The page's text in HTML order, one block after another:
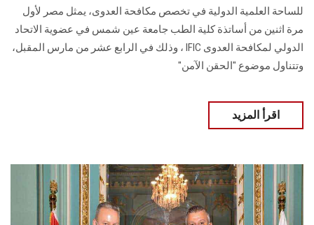
للساحة العلمية الدولية في تخصص مكافحة العدوى، يمثل مصر لأول
مرة اثنين من أساتذة كلية الطب جامعة عين شمس في عضوية الاتحاد
الدولي لمكافحة العدوى IFIC ، وذلك في الرابع عشر من مارس المقبل،
وتتناول موضوع "الحقن الآمن"
اقرأ المزيد